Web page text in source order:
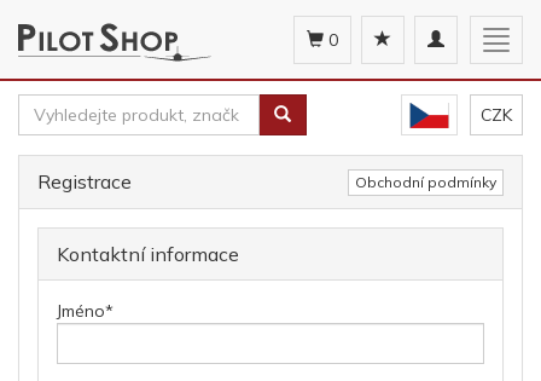
Toggle
navigation
0
CZK
Registrace Obchodní podmínky
Kontaktní informace
Jméno*